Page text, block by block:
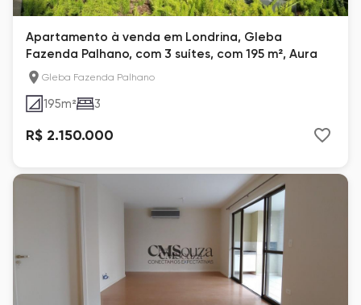
Apartamento à venda em Londrina, Gleba
Fazenda Palhano, com 3 suítes, com 195 m², Aura
Gleba Fazenda Palhano
195m² 3
R$ 2.150.000